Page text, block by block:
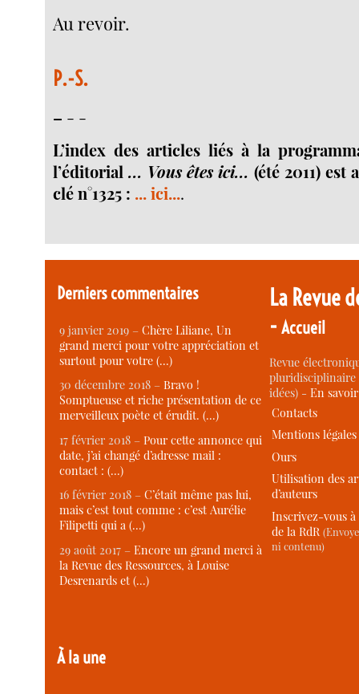
Au revoir.
P.-S.
– - -
L’index des articles liés à la
l’éditorial... Vous êtes ici... (été 2011) est
clé n°1325 : ... ici....
Derniers commentaires
9 janvier 2019 –Chère Liliane, Un
grand merci pour votre appréciation et
surtout pour votre (…)
30 décembre 2018 –Bravo !
Somptueuse et riche présentation de ce
merveilleux poète et érudit. (…)
17 février 2018 –Pour cette annonce qui
date, j’ai changé d’adresse mail :
contact : (…)
16 février 2018 –C’était même pas lui,
mais c’est tout comme : c’est Aurélie
Filipetti qui a (…)
29 août 2017 –Encore un grand merci à
la Revue des Ressources, à Louise
Desrenards et (…)
À la une
La Revue
-Accueil
Revue
idées) -En
Contacts
Mentions légales
Ours
Utilisation des
d’auteurs
Inscrivez-vous
de la RdR
ni contenu)